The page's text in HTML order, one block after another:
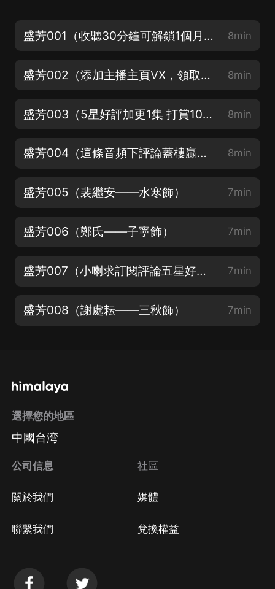
盛芳001（收聽30分鐘可解鎖1個月 詳情請看完整簡介 或者點擊月票界面） 8min
盛芳002（添加主播主頁VX，領取評論收聽紅包，每天都有哦） 8min
盛芳003（5星好評加更1集 打賞10喜點加更1集） 8min
盛芳004（這條音頻下評論蓋樓贏喜馬拉雅會員~一共4張，中獎幾率無比大） 8min
盛芳005（裴繼安——水寒飾） 7min
盛芳006（鄭氏——子寧飾） 7min
盛芳007（小喇求訂閱評論五星好評~） 7min
盛芳008（謝處耘——三秋飾） 7min
選擇您的地區
中國台湾
公司信息
關於我們
聯繫我們
社區
媒體
兌換權益